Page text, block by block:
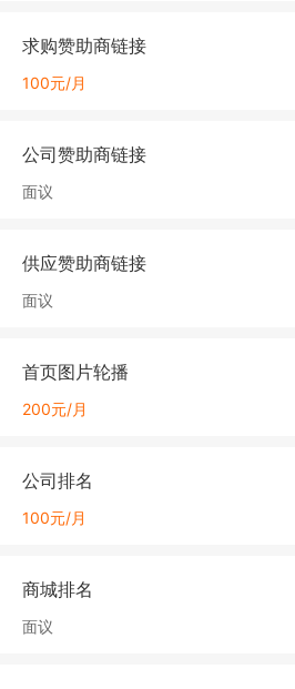
求购赞助商链接
100元/月
公司赞助商链接
面议
供应赞助商链接
面议
首页图片轮播
200元/月
公司排名
100元/月
商城排名
面议